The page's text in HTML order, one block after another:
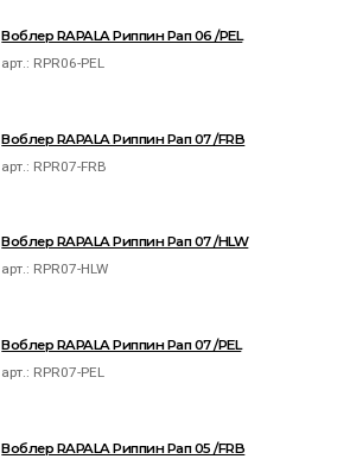
Воблер RAPALA Риппин Рап 06 /PEL
арт.: RPR06-PEL
Воблер RAPALA Риппин Рап 07 /FRB
арт.: RPR07-FRB
Воблер RAPALA Риппин Рап 07 /HLW
арт.: RPR07-HLW
Воблер RAPALA Риппин Рап 07 /PEL
арт.: RPR07-PEL
Воблер RAPALA Риппин Рап 05 /FRB